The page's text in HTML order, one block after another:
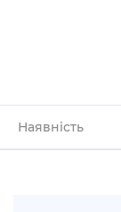
Наявність